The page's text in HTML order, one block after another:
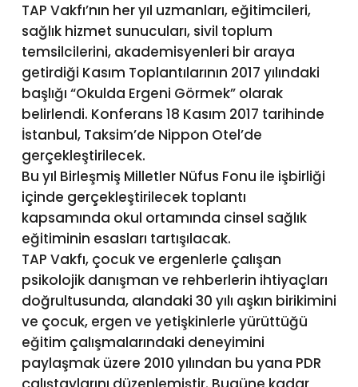
TAP Vakfı’nın her yıl uzmanları, eğitimcileri,
sağlık hizmet sunucuları, sivil toplum
temsilcilerini, akademisyenleri bir araya
getirdiği Kasım Toplantılarının 2017 yılındaki
başlığı “Okulda Ergeni Görmek” olarak
belirlendi. Konferans 18 Kasım 2017 tarihinde
İstanbul, Taksim’de Nippon Otel’de
gerçekleştirilecek.
Bu yıl Birleşmiş Milletler Nüfus Fonu ile işbirliği
içinde gerçekleştirilecek toplantı
kapsamında okul ortamında cinsel sağlık
eğitiminin esasları tartışılacak.
TAP Vakfı, çocuk ve ergenlerle çalışan
psikolojik danışman ve rehberlerin ihtiyaçları
doğrultusunda, alandaki 30 yılı aşkın birikimini
ve çocuk, ergen ve yetişkinlerle yürüttüğü
eğitim çalışmalarındaki deneyimini
paylaşmak üzere 2010 yılından bu yana PDR